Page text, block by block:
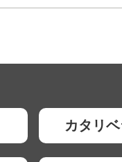
カタリ